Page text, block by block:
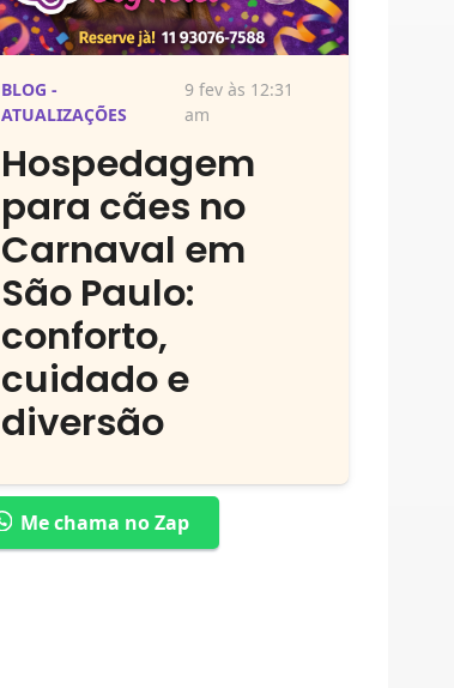
BLOG -
ATUALIZAÇÕES
9 fev às 12:31
am
Hospedagem
para cães no
Carnaval em
São Paulo:
conforto,
cuidado e
diversão
Me chama no Zap